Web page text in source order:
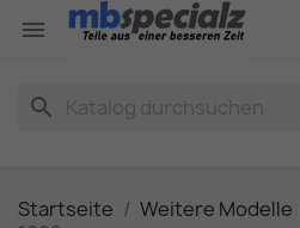

search
Startseite Weitere Modelle